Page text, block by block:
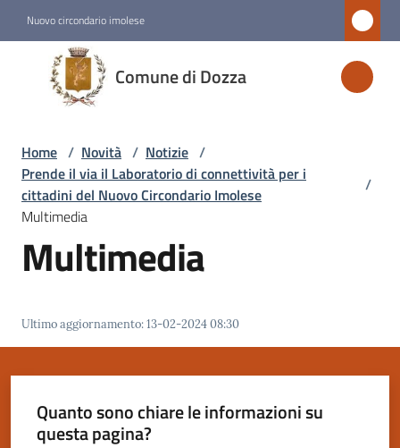
Nuovo circondario imolese
Comune di Dozza
Comune
di
Dozza
Amministrazione
Novità
Menu selezionato
Dozza
Home / Novità / Notizie /
Prende il via il Laboratorio di connettività per i
cittadini del Nuovo Circondario Imolese
/
Multimedia
Multimedia
Ultimo aggiornamento:13-02-2024 08:30
Quanto sono chiare le informazioni su
questa pagina?